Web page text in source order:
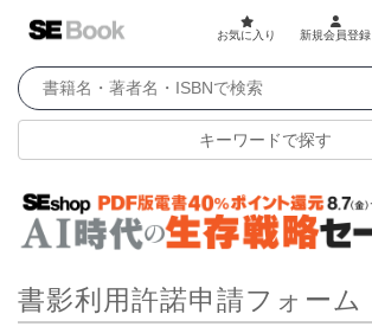
お気に入り 新規会員登録
キーワードで探す
書影利用許諾申請フォーム